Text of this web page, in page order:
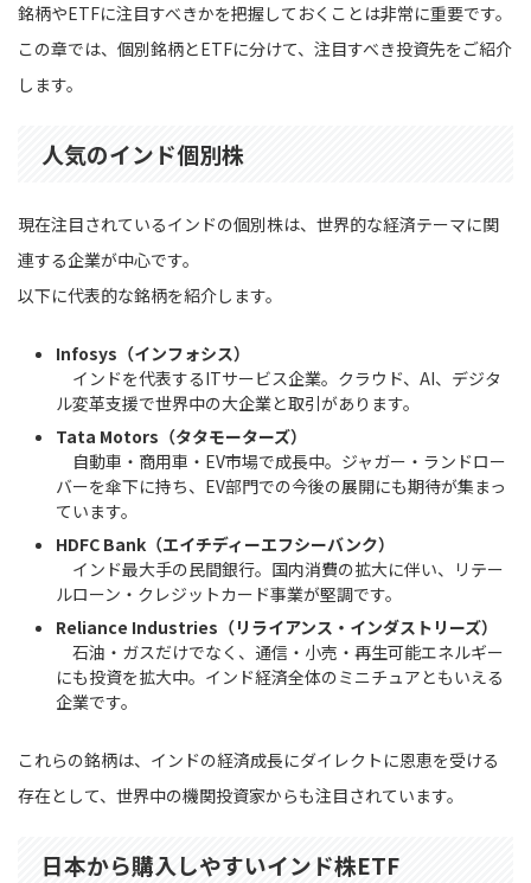
銘柄やETFに注目すべきかを把握しておくことは非常に重要です。
この章では、個別銘柄とETFに分けて、注目すべき投資先をご紹介
します。
人気のインド個別株
現在注目されているインドの個別株は、世界的な経済テーマに関
連する企業が中心です。
以下に代表的な銘柄を紹介します。
Infosys（インフォシス）
インドを代表するITサービス企業。クラウド、AI、デジタ
ル変革支援で世界中の大企業と取引があります。
Tata Motors（タタモーターズ）
自動車・商用車・EV市場で成長中。ジャガー・ランドロー
バーを傘下に持ち、EV部門での今後の展開にも期待が集まっ
ています。
HDFC Bank（エイチディーエフシーバンク）
インド最大手の民間銀行。国内消費の拡大に伴い、リテー
ルローン・クレジットカード事業が堅調です。
Reliance Industries（リライアンス・インダストリーズ）
石油・ガスだけでなく、通信・小売・再生可能エネルギー
にも投資を拡大中。インド経済全体のミニチュアともいえる
企業です。
これらの銘柄は、インドの経済成長にダイレクトに恩恵を受ける
存在として、世界中の機関投資家からも注目されています。
日本から購入しやすいインド株ETF